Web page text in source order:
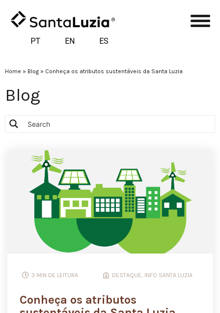
PT EN ES
Home » Blog » Conheça os atributos sustentáveis da Santa Luzia
Blog
3 MIN DE LEITURA DESTAQUE, INFO SANTA LUZIA
Conheça os atributos